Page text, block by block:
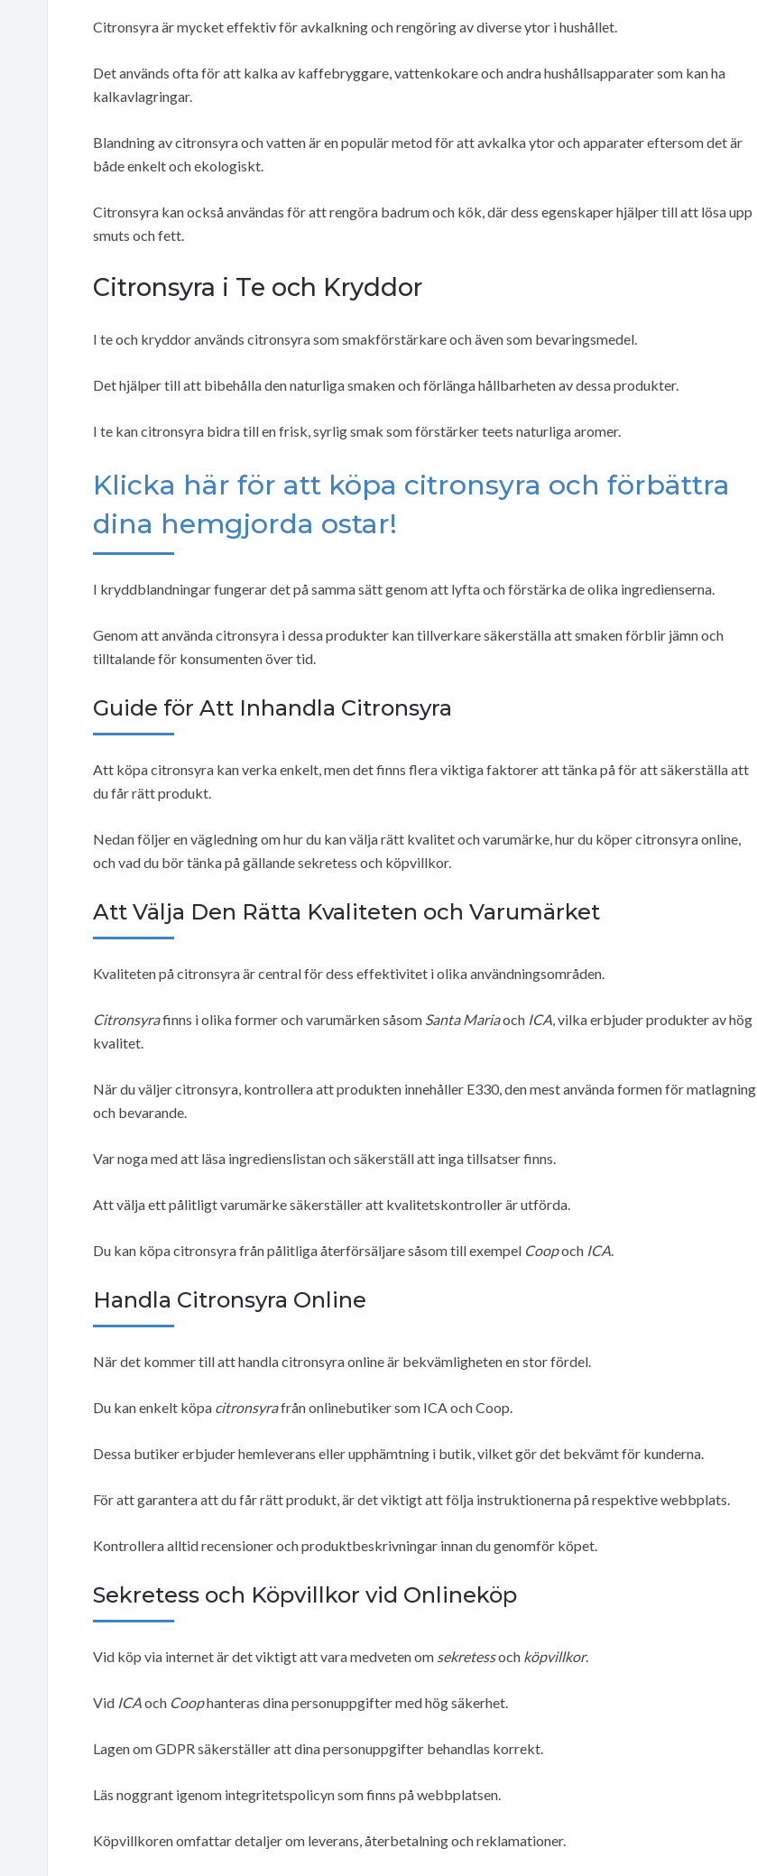
Citronsyra är mycket effektiv för avkalkning och rengöring av diverse ytor i hushållet.
Det används ofta för att kalka av kaffebryggare, vattenkokare och andra hushållsapparater som kan ha
kalkavlagringar.
Blandning av citronsyra och vatten är en populär metod för att avkalka ytor och apparater eftersom det är
både enkelt och ekologiskt.
Citronsyra kan också användas för att rengöra badrum och kök, där dess egenskaper hjälper till att lösa upp
smuts och fett.
Citronsyra i Te och Kryddor
I te och kryddor används citronsyra som smakförstärkare och även som bevaringsmedel.
Det hjälper till att bibehålla den naturliga smaken och förlänga hållbarheten av dessa produkter.
I te kan citronsyra bidra till en frisk, syrlig smak som förstärker teets naturliga aromer.
Klicka här för att köpa citronsyra och förbättra
dina hemgjorda ostar!
I kryddblandningar fungerar det på samma sätt genom att lyfta och förstärka de olika ingredienserna.
Genom att använda citronsyra i dessa produkter kan tillverkare säkerställa att smaken förblir jämn och
tilltalande för konsumenten över tid.
Guide för Att Inhandla Citronsyra
Att köpa citronsyra kan verka enkelt, men det finns flera viktiga faktorer att tänka på för att säkerställa att
du får rätt produkt.
Nedan följer en vägledning om hur du kan välja rätt kvalitet och varumärke, hur du köper citronsyra online,
och vad du bör tänka på gällande sekretess och köpvillkor.
Att Välja Den Rätta Kvaliteten och Varumärket
Kvaliteten på citronsyra är central för dess effektivitet i olika användningsområden.
Citronsyrafinns i olika former och varumärken såsom Santa Mariaoch ICA, vilka erbjuder produkter av hög
kvalitet.
När du väljer citronsyra, kontrollera att produkten innehåller E330, den mest använda formen för matlagning
och bevarande.
Var noga med att läsa ingredienslistan och säkerställ att inga tillsatser finns.
Att välja ett pålitligt varumärke säkerställer att kvalitetskontroller är utförda.
Du kan köpa citronsyra från pålitliga återförsäljare såsom till exempel Coopoch ICA.
Handla Citronsyra Online
När det kommer till att handla citronsyra online är bekvämligheten en stor fördel.
Du kan enkelt köpa citronsyrafrån onlinebutiker som ICA och Coop.
Dessa butiker erbjuder hemleverans eller upphämtning i butik, vilket gör det bekvämt för kunderna.
För att garantera att du får rätt produkt, är det viktigt att följa instruktionerna på respektive webbplats.
Kontrollera alltid recensioner och produktbeskrivningar innan du genomför köpet.
Sekretess och Köpvillkor vid Onlineköp
Vid köp via internet är det viktigt att vara medveten om sekretessoch köpvillkor.
Vid ICAoch Coophanteras dina personuppgifter med hög säkerhet.
Lagen om GDPR säkerställer att dina personuppgifter behandlas korrekt.
Läs noggrant igenom integritetspolicyn som finns på webbplatsen.
Köpvillkoren omfattar detaljer om leverans, återbetalning och reklamationer.